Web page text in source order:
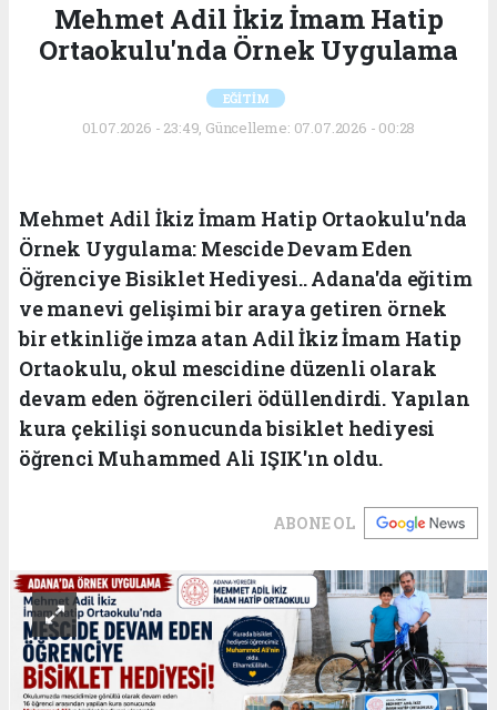
Mehmet Adil İkiz İmam Hatip
Ortaokulu'nda Örnek Uygulama
EĞİTİM
01.07.2026 - 23:49, Güncelleme: 07.07.2026 - 00:28
Mehmet Adil İkiz İmam Hatip Ortaokulu'nda
Örnek Uygulama: Mescide Devam Eden
Öğrenciye Bisiklet Hediyesi.. Adana'da eğitim
ve manevi gelişimi bir araya getiren örnek
bir etkinliğe imza atan Adil İkiz İmam Hatip
Ortaokulu, okul mescidine düzenli olarak
devam eden öğrencileri ödüllendirdi. Yapılan
kura çekilişi sonucunda bisiklet hediyesi
öğrenci Muhammed Ali IŞIK'ın oldu.
ABONE OL